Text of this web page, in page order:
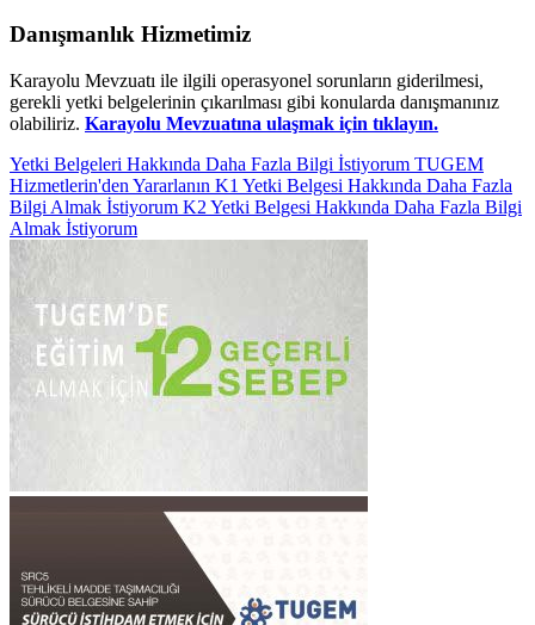
Danışmanlık Hizmetimiz
Karayolu Mevzuatı ile ilgili operasyonel sorunların giderilmesi,
gerekli yetki belgelerinin çıkarılması gibi konularda danışmanınız
olabiliriz. Karayolu Mevzuatına ulaşmak için tıklayın.
Yetki Belgeleri Hakkında Daha Fazla Bilgi İstiyorum TUGEM
Hizmetlerin'den Yararlanın K1 Yetki Belgesi Hakkında Daha Fazla
Bilgi Almak İstiyorum K2 Yetki Belgesi Hakkında Daha Fazla Bilgi
Almak İstiyorum